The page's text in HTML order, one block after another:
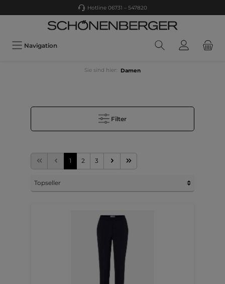
Hotline 06731 – 547820
Navigation
Sie sind hier: Damen
Filter
1 2 3